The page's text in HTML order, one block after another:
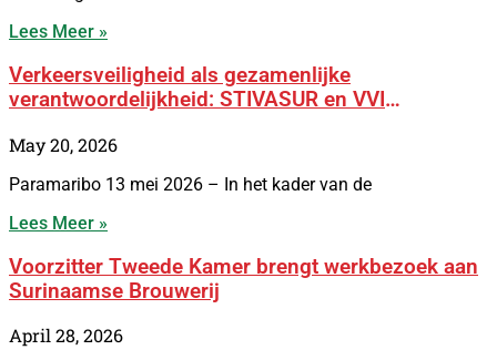
Lees Meer »
Verkeersveiligheid als gezamenlijke
verantwoordelijkheid: STIVASUR en VVI
May 20, 2026
Paramaribo 13 mei 2026 – In het kader van de
Lees Meer »
Voorzitter Tweede Kamer brengt werkbezoek aan
Surinaamse Brouwerij
April 28, 2026